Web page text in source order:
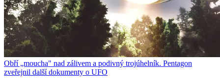
Obří „moucha" nad zálivem a podivný trojúhelník. Pentagon
zveřejnil další dokumenty o UFO